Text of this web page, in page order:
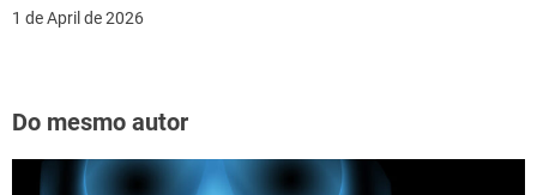
1 de April de 2026
Do mesmo autor